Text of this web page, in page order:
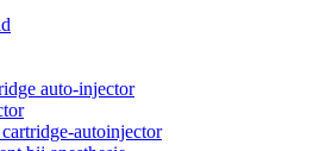
auto-injector
autoinjector